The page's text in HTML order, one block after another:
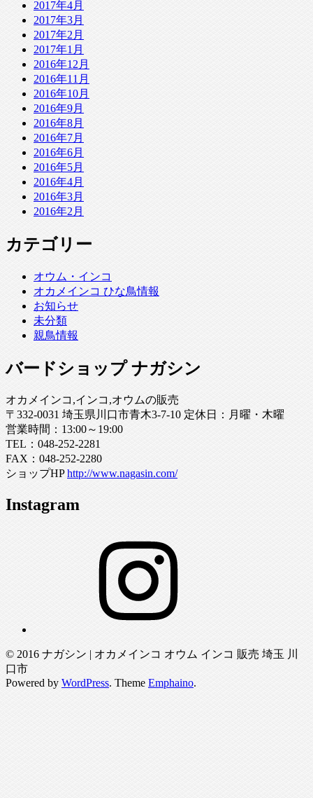
2017年4月
2017年3月
2017年2月
2017年1月
2016年12月
2016年11月
2016年10月
2016年9月
2016年8月
2016年7月
2016年6月
2016年5月
2016年4月
2016年3月
2016年2月
カテゴリー
オウム・インコ
オカメインコ ひな鳥情報
お知らせ
未分類
親鳥情報
バードショップ ナガシン
オカメインコ,インコ,オウムの販売
〒332-0031 埼玉県川口市青木3-7-10 定休日：月曜・木曜
営業時間：13:00～19:00
TEL：048-252-2281
FAX：048-252-2280
ショップHPhttp://www.nagasin.com/
Instagram
© 2016 ナガシン | オカメインコ オウム インコ 販売 埼玉 川
口市
Powered by WordPress. Theme Emphaino.